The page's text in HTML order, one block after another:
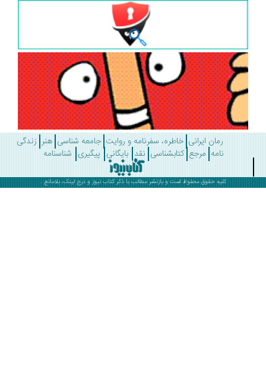
رمان ایرانی خاطره، سفرنامه و روایت جامعه شناسی هنر زندگی
مرجع کتابشناسی نقد بایگانی پیگیری شناسنامه
کلیه حقوق محفوظ است و بازنشر مطالب با ذکرکتاب نیوز و درج لینک، بلامانع .